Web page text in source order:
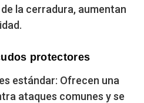
la cerradura, aumentan
protectores
estándar: Ofrecen una
ataques comunes y se